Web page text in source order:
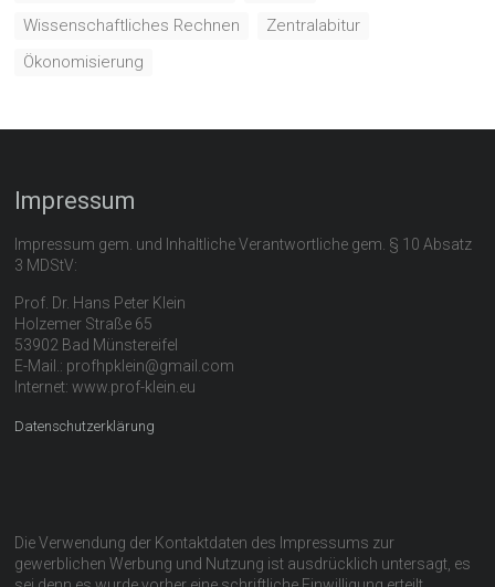
Wissenschaftliches Rechnen
Zentralabitur
Ökonomisierung
Impressum
Impressum gem. und Inhaltliche Verantwortliche gem. § 10 Absatz
3 MDStV:
Prof. Dr. Hans Peter Klein
Holzemer Straße 65
53902 Bad Münstereifel
E-Mail.: profhpklein@gmail.com
Internet: www.prof-klein.eu
Datenschutzerklärung
Die Verwendung der Kontaktdaten des Impressums zur
gewerblichen Werbung und Nutzung ist ausdrücklich untersagt, es